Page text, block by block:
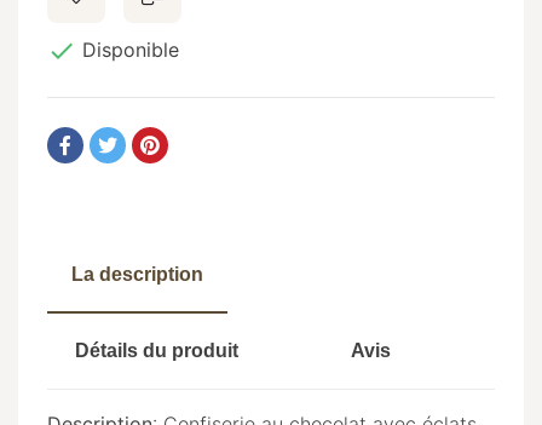
 Disponible
La description
Détails du produit Avis